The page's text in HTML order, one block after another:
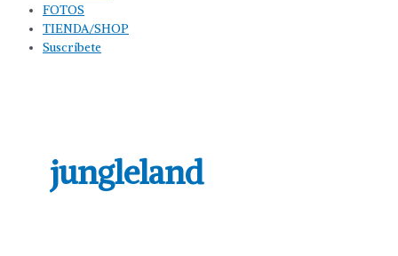
FOTOS
TIENDA/SHOP
Suscríbete
jungleland